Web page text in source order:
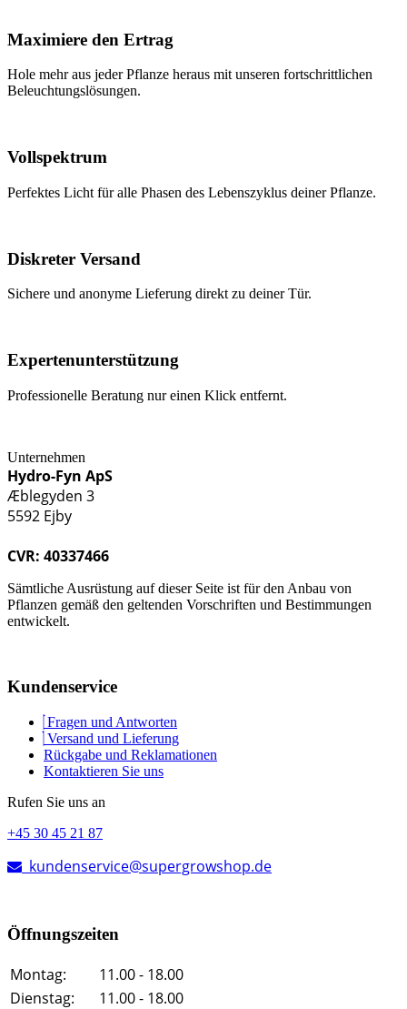
Maximiere den Ertrag
Hole mehr aus jeder Pflanze heraus mit unseren fortschrittlichen
Beleuchtungslösungen.
Vollspektrum
Perfektes Licht für alle Phasen des Lebenszyklus deiner Pflanze.
Diskreter Versand
Sichere und anonyme Lieferung direkt zu deiner Tür.
Expertenunterstützung
Professionelle Beratung nur einen Klick entfernt.
Unternehmen
Hydro-Fyn ApS
Æblegyden 3
5592 Ejby
CVR: 40337466
Sämtliche Ausrüstung auf dieser Seite ist für den Anbau von
Pflanzen gemäß den geltenden Vorschriften und Bestimmungen
entwickelt.
Kundenservice
Fragen und Antworten
Versand und Lieferung
Rückgabe und Reklamationen
Kontaktieren Sie uns
Rufen Sie uns an
+45 30 45 21 87
kundenservice@supergrowshop.de
Öffnungszeiten
Montag:
11.00 - 18.00
Dienstag:
11.00 - 18.00